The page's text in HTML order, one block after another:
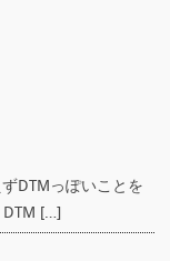
DTMっぽいことを
DTM […]